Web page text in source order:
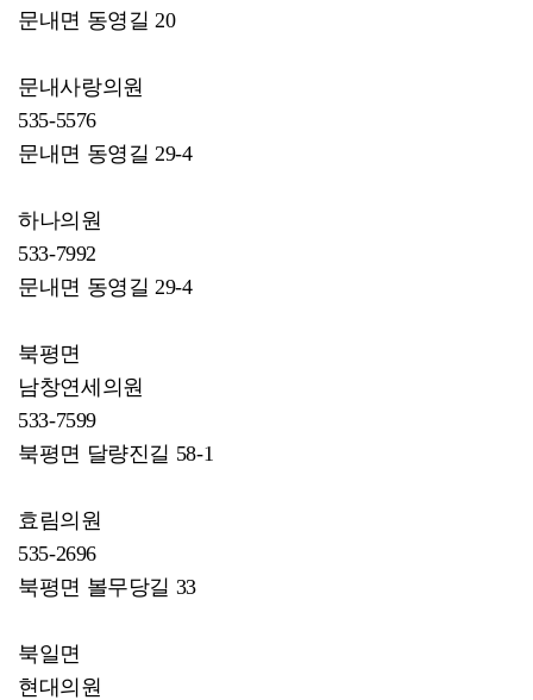
문내면 동영길 20
문내사랑의원
535-5576
문내면 동영길 29-4
하나의원
533-7992
문내면 동영길 29-4
북평면
남창연세의원
533-7599
북평면 달량진길 58-1
효림의원
535-2696
북평면 볼무당길 33
북일면
현대의원